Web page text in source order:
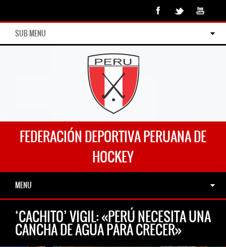
SUB MENU
FEDERACIÓN DEPORTIVA PERUANA DE
HOCKEY
MENU
‘CACHITO’ VIGIL: «PERÚ NECESITA UNA
CANCHA DE AGUA PARA CRECER»